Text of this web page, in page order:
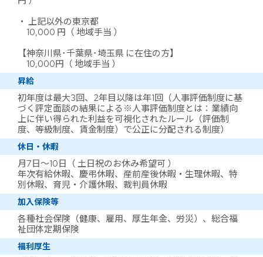
・ 上記以外の東京都
10,000 円（ 地域手当 ）
【神奈川県･千葉県･埼玉県 に在住の方】
10,000円（ 地域手当 ）
昇給
初年度は最大3回、2年目以降は年1回（人事評価制度に基
づく評定面談の結果による※人事評価制度とは：業績向
上に伴い得られた利益を可視化されたルール（評価制
度、等級制度、賃金制度）で公正に分配される制度）
休日・休暇
月7日～10日（ 土日祝のお休み希望可 ）
年次有給休暇、慶弔休暇、産前産後休暇・生理休暇、特
別休暇、育児・介護休暇、裁判員休暇
加入保険等
各種社会保険（健康、雇用、厚生年金、労災）、総合福
祉団体定期保険
福利厚生